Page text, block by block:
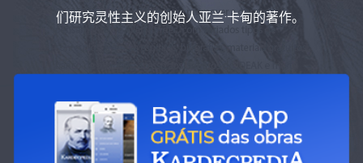
们研究灵性主义的创始人亚兰·卡甸的著作。